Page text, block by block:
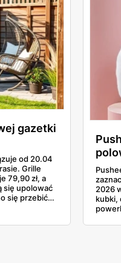
gazetki
od 20.04
Grille
79,90 zł, a
się upolować
się przebić
1199 zł. W
2026
kubki,
po